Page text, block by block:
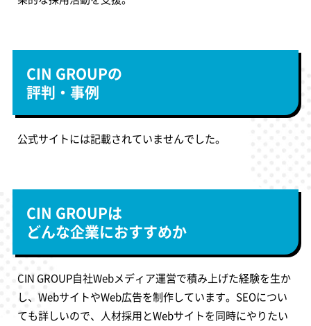
CIN GROUPの
評判・事例
公式サイトには記載されていませんでした。
CIN GROUPは
どんな企業におすすめか
CIN GROUP自社Webメディア運営で積み上げた経験を生か
し、WebサイトやWeb広告を制作しています。SEOについ
ても詳しいので、人材採用とWebサイトを同時にやりたい